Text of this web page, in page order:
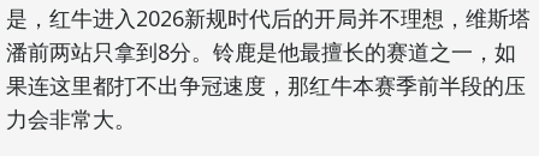
是，红牛进入2026新规时代后的开局并不理想，维斯塔
潘前两站只拿到8分。铃鹿是他最擅长的赛道之一，如
果连这里都打不出争冠速度，那红牛本赛季前半段的压
力会非常大。